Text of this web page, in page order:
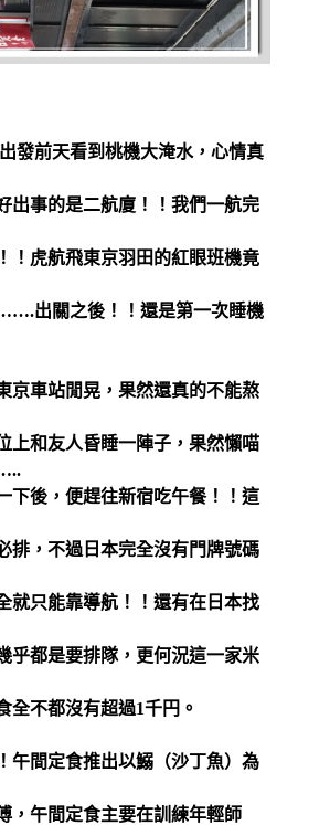
發前天看到桃機大淹水，心情真
出事的是二航廈！！我們一航完
！虎航飛東京羽田的紅眼班機竟
出關之後！！還是第一次睡機
京車站閒晃，果然還真的不能熬
上和友人昏睡一陣子，果然懶喵
下後，便趕往新宿吃午餐！！這
排，不過日本完全沒有門牌號碼
就只能靠導航！！還有在日本找
乎都是要排隊，更何況這一家米
全不都沒有超過1千円。
午間定食推出以鰯（沙丁魚）為
，午間定食主要在訓練年輕師